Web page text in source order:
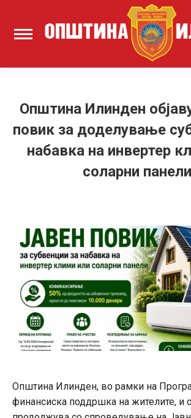
Oпштина Илинден
повик за доделување
набавка на инвертер
соларни панели
Општина Илинден, во рамки на
финансиска поддршка на жителите, и